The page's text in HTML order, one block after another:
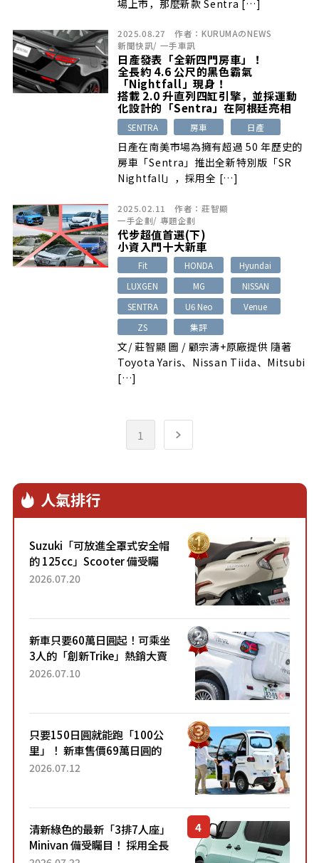
場上市，那麼新款 Sentra […]
2025.08.27 作者： KURUMAのNEWS
新聞快訊/ 一手車訊
日產發表「全新四門房車」！
全長約 4.6 公尺的黑色霸氣
「Nightfall」現身！
搭載 2.0 升直列四缸引擎，並採運動
化設計的「Sentra」在阿根廷亮相
SENTRA 房車 日產
日產在南美市場為擁有超過 50 年歷史的
房車「Sentra」推出全新特別版「SR
Nightfall」，採用全 […]
2025.02.11 作者： 莊智顯
一手企劃/ 專題企劃
代步超值首選(下)
小資入門十大新車
Fit HONDA
Hyundai
LUXGEN
MG
NISSAN
SENTRA
U6 Neo
Venue
ZS
集評
文/ 莊智顯 圖 / 顧宗濤+原廠提供 隨著
Toyota Yaris、Nissan Tiida、Mitsubi
[…]
1
人氣排行
Suzuki「可放進全罩式安全帽
的 125cc」Scooter 備受矚
目！採用全新流線設計與各項
2026.07.20
新車只要60萬日圓起！可乘坐
3人的「創新Trike」熱銷大賣
成為人氣車款！「養車成本真
2026.07.10
只要150日圓就能跑「100公
里」！ 新車售價69萬日圓的
「3人座」Trike大受歡迎！ 順
2026.07.12
清新綠色的最新「3排7人座」
Minivan 備受矚目！ 採用全長